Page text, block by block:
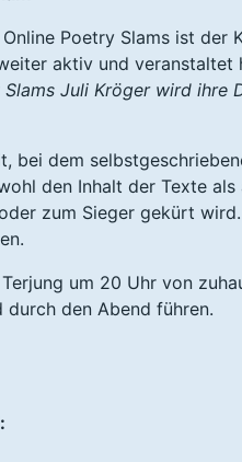
Poetry Slams ist
aktiv und veranstaltet
Slams Juli Kröger wird ihre
bei dem
den Inhalt der Texte
zum Sieger gekürt
um 20 Uhr von
durch den Abend führen.